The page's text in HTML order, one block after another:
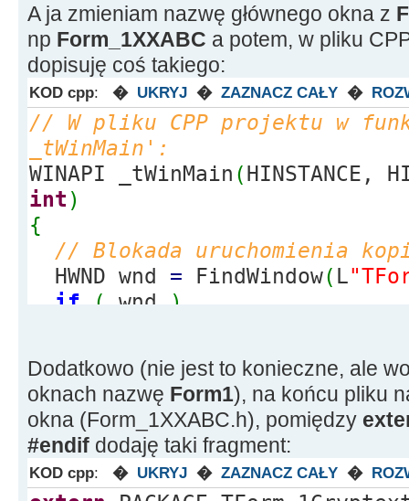
A ja zmieniam nazwę głównego okna z
np Form_1XXABC a potem, w pliku
dopisuję coś takiego:
KOD cpp: � UKRYJ � ZAZNACZ CAŁY �
// W pliku CPP projektu w
_tWinMain':
WINAPI _tWinMain (HINSTANCE,
int )
{
// Blokada uruchomienia
HWND wnd = FindWindow( L
if
( wnd
)
0);
SetForegroundWindow(wnd) ;
Application->Terminate ();
}
Dodatkowo (nie jest to konieczne, ale
oknach nazwę Form1), na końcu pliku
okna (Form_1XXABC.h), pomiędzy
#endif dodaję taki fragment:
KOD cpp: � UKRYJ � ZAZNACZ CAŁY �